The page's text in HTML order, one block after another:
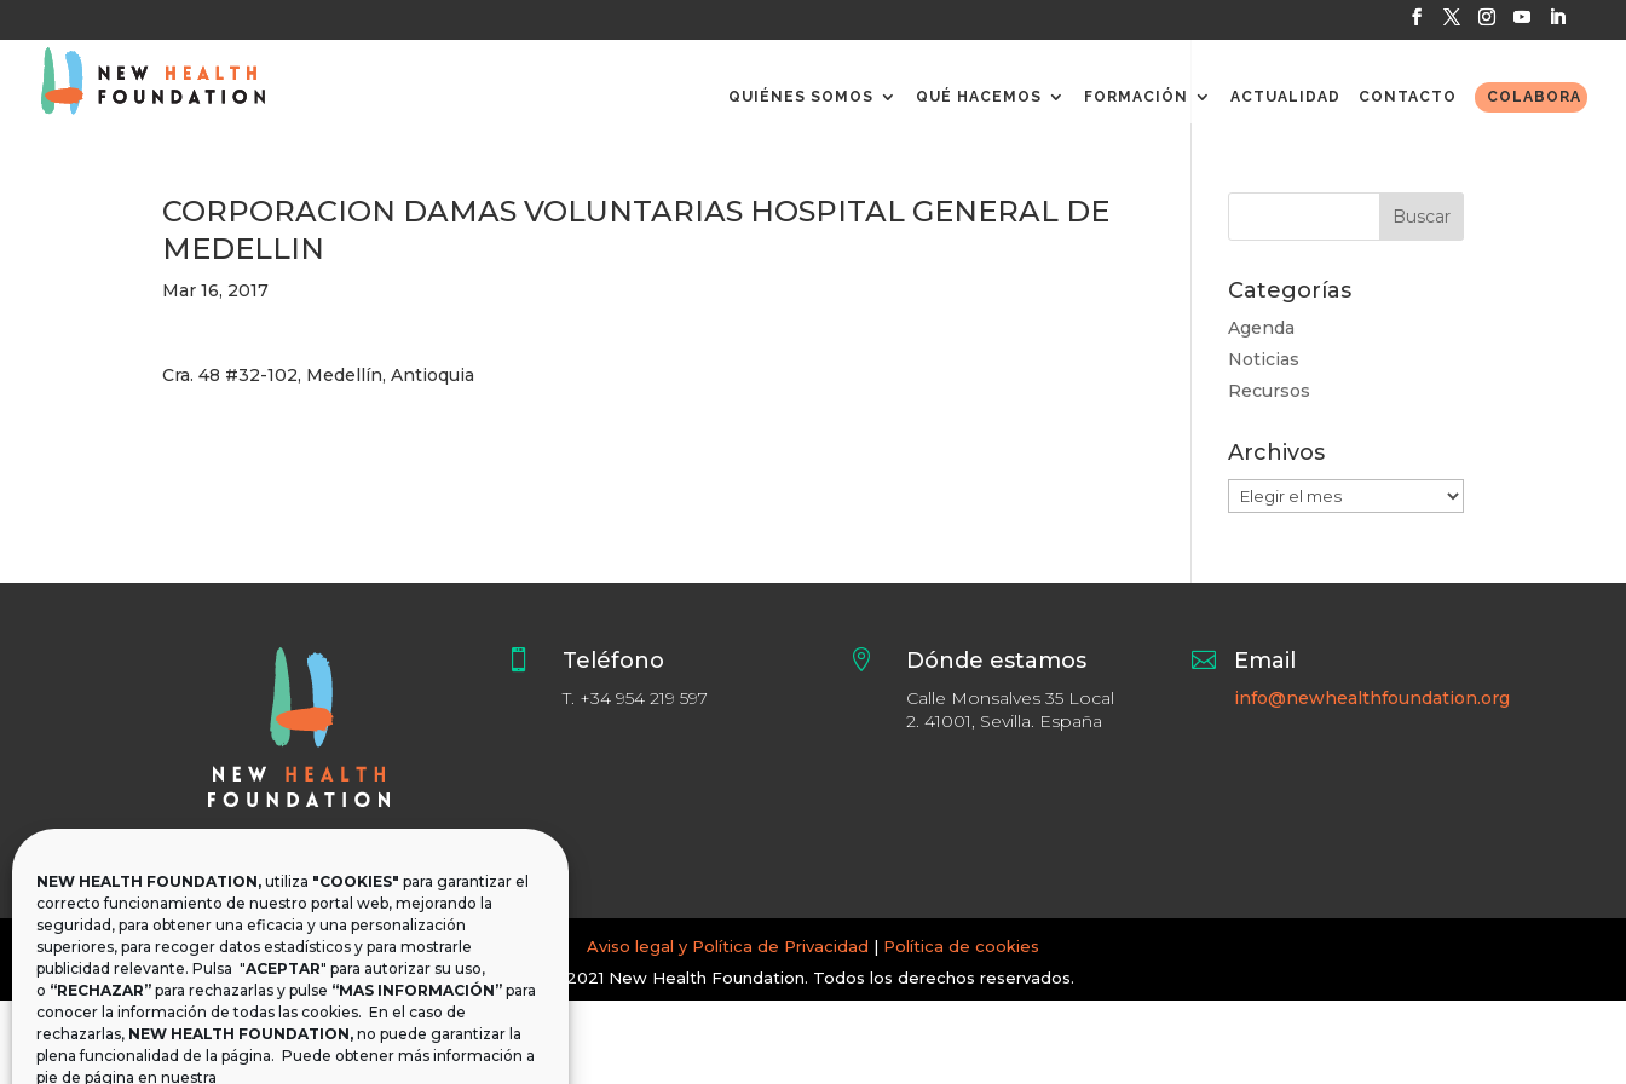
NEW HEALTH FOUNDATION, utiliza "COOKIES" para garantizar el
correcto funcionamiento de nuestro portal web, mejorando la
seguridad, para obtener una eficacia y una personalización
superiores, para recoger datos estadísticos y para mostrarle
publicidad relevante. Pulsa "ACEPTAR" para autorizar su uso,
o “RECHAZAR” para rechazarlas y pulse “MAS INFORMACIÓN” para
conocer la información de todas las cookies. En el caso de
rechazarlas, NEW HEALTH FOUNDATION, no puede garantizar la
plena funcionalidad de la página. Puede obtener más información a
pie de página en nuestra
QUIÉNES SOMOS QUÉ HACEMOS FORMACIÓN ACTUALIDAD CONTACTO COLABORA
CORPORACION DAMAS VOLUNTARIAS HOSPITAL GENERAL DE
MEDELLIN
Mar 16, 2017
Cra. 48 #32-102, Medellín, Antioquia
Categorías
Agenda
Noticias
Recursos
Archivos
Archivos
 Teléfono
T. +34 954 219 597
 Dónde estamos
Calle Monsalves 35 Local
2. 41001, Sevilla. España
 Email
info@newhealthfoundation.org
Aviso legal y Política de Privacidad | Política de cookies
© 2021 New Health Foundation. Todos los derechos reservados.